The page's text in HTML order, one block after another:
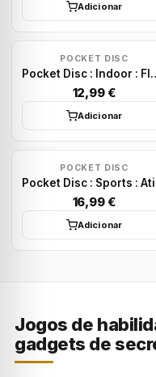
Adicionar
POCKET DISC
Pocket
12,99 €
Adicionar
POCKET DISC
16,99 €
Adicionar
Jogos de
gadgets de